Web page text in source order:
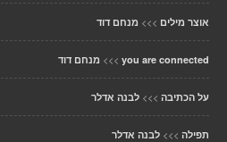
אוצר מילים >>> מנחם דוד
you are connected
>>> מנחם דוד
על הכתיבה >>> לבנה אדלר
תפילה >>> לבנה אדלר